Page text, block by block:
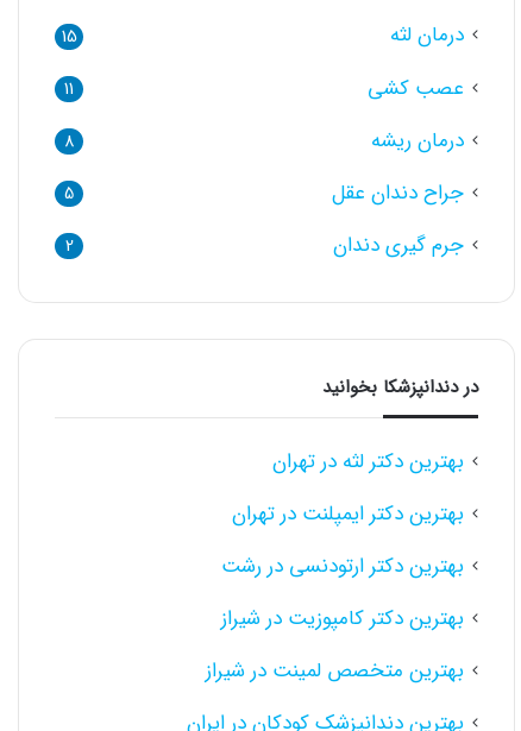
درمان لثه 15
عصب کشی 11
درمان ریشه 8
جراح دندان عقل 5
جرم گیری دندان 2
در دندانپزشکا بخوانید
بهترین دکتر لثه در تهران
بهترین دکتر ایمپلنت در تهران
بهترین دکتر ارتودنسی در رشت
بهترین دکتر کامپوزیت در شیراز
بهترین متخصص لمینت در شیراز
بهترین دندانپزشک کودکان در ایران